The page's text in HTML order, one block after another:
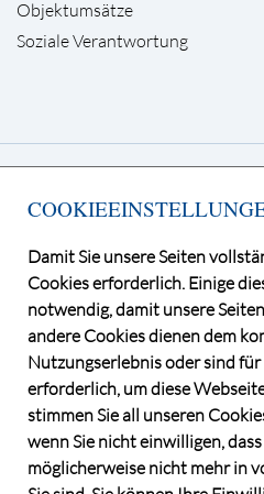
Objektumsätze
Soziale Verantwortung
Kurfürstendamm 65, 10707 Berlin
Telefon +49 30 / 884 68 80
E-Mail info@dga-ag.de
Damit Sie unsere Seiten
Cookies erforderlich. Einige
notwendig, damit unsere
andere Cookies dienen dem
Nutzungserlebnis oder sind
erforderlich, um diese
stimmen Sie all unseren
wenn Sie nicht einwilligen,
möglicherweise nicht mehr in